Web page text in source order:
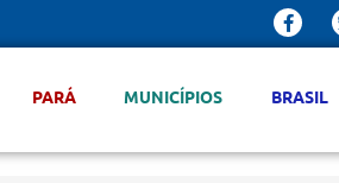
PARÁ MUNICÍPIOS BRASIL